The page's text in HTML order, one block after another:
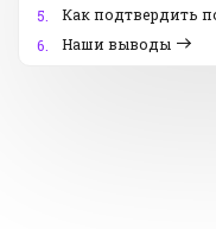
5.
Как подтвердить
6.
Наши выводы